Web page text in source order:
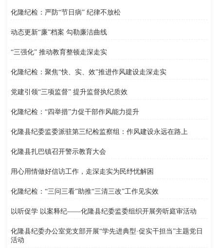
化隆纪检：严防“节日病” 纪律不放松
动态更新“廉”档案 勾勒廉洁曲线
“三强化” 推动教育整顿走深走实
化隆纪检：聚焦“快、实、效”推进作风建设走深走实
党建引领“三项监督” 提升监督执纪质效
化隆纪检：“四举措”力促干部作风能力提升
化隆县纪委监委派驻第三纪检监察组：作风建设永远在路上
化隆县扎巴镇召开警示教育大会
用心用情做好信访工作，走深走实为民纾忧解困
化隆纪检：“三问三看”助推“三清三改”工作见实效
以听促学 以案释纪——化隆县纪委监委组织开展旁听庭审活动
化隆县纪委办公室党支部开展“学先进典型·促实干担当”主题党日
活动